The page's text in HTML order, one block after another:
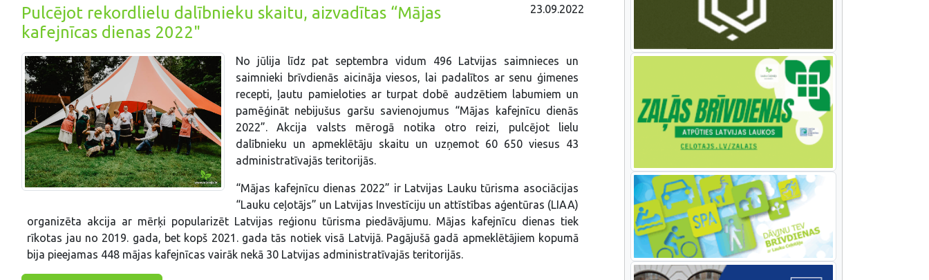
Pulcējot rekordlielu dalībnieku skaitu, aizvadītas “Mājas
kafejnīcas dienas 2022"
23.09.2022
No jūlija līdz pat septembra vidum 496 Latvijas saimnieces un
saimnieki brīvdienās aicināja viesos, lai padalītos ar senu ģimenes
recepti, ļautu pamieloties ar turpat dobē audzētiem labumiem un
pamēģināt nebijušus garšu savienojumus “Mājas kafejnīcu dienās
2022”. Akcija valsts mērogā notika otro reizi, pulcējot lielu
dalībnieku un apmeklētāju skaitu un uzņemot 60 650 viesus 43
administratīvajās teritorijās.
“Mājas kafejnīcu dienas 2022” ir Latvijas Lauku tūrisma asociācijas
“Lauku ceļotājs” un Latvijas Investīciju un attīstības aģentūras (LIAA)
organizēta akcija ar mērķi popularizēt Latvijas reģionu tūrisma piedāvājumu. Mājas kafejnīcu dienas tiek
rīkotas jau no 2019. gada, bet kopš 2021. gada tās notiek visā Latvijā. Pagājušā gadā apmeklētājiem kopumā
bija pieejamas 448 mājas kafejnīcas vairāk nekā 30 Latvijas administratīvajās teritorijās.